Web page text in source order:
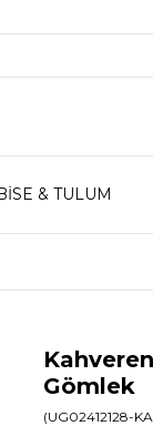
& TULUM
Gömlek
(UG02412128-